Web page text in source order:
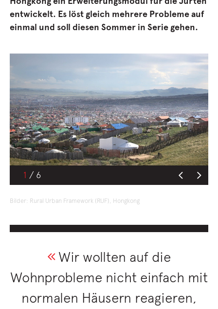
entwickelt. Es löst gleich mehrere Probleme auf
einmal und soll diesen Sommer in Serie gehen.
1
Bilder: Rural Urban Framework (RUF), Hongkong
Wir wollten auf die
Wohnprobleme nicht einfach mit
normalen Häusern reagieren,